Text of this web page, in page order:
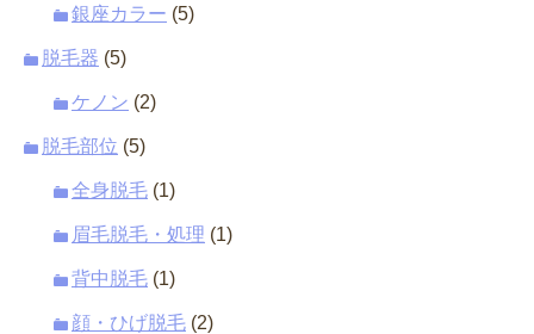
銀座カラー (5)
脱毛器 (5)
ケノン (2)
脱毛部位 (5)
全身脱毛 (1)
眉毛脱毛・処理 (1)
背中脱毛 (1)
顔・ひげ脱毛 (2)